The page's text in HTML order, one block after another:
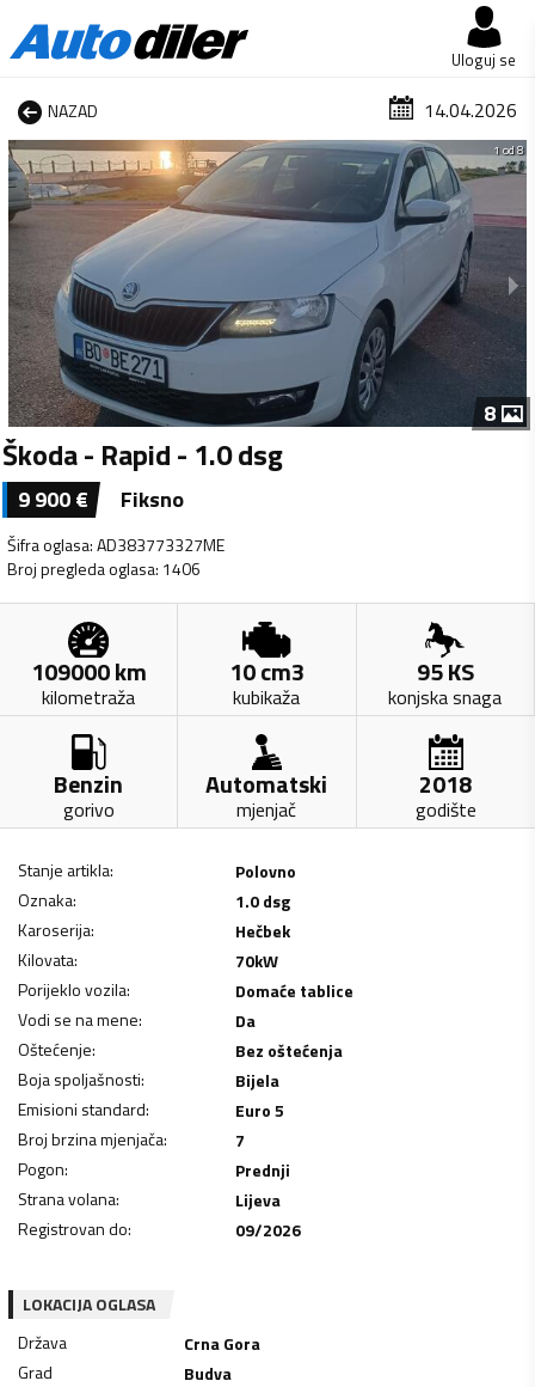
Uloguj se
NAZAD 14.04.2026
1 od 8
8
Škoda - Rapid - 1.0 dsg
9 900€ Fiksno
Šifra oglasa:AD383773327ME
Broj pregleda oglasa: 1406
109000km
kilometraža
10cm3
kubikaža
95KS
konjska snaga
Benzin
gorivo
Automatski
mjenjač
2018
godište
Stanje artikla:
Polovno
Oznaka:
1.0 dsg
Karoserija:
Hečbek
Kilovata: 70kW
Porijeklo vozila:
Domaće tablice
Vodi se na mene:
Da
Oštećenje:
Bez oštećenja
Boja spoljašnosti:
Bijela
Emisioni standard:
Euro 5
Broj brzina mjenjača:
7
Pogon:
Prednji
Strana volana:
Lijeva
Registrovan do: 09/2026
LOKACIJA OGLASA
Država
Crna Gora
Grad
Budva